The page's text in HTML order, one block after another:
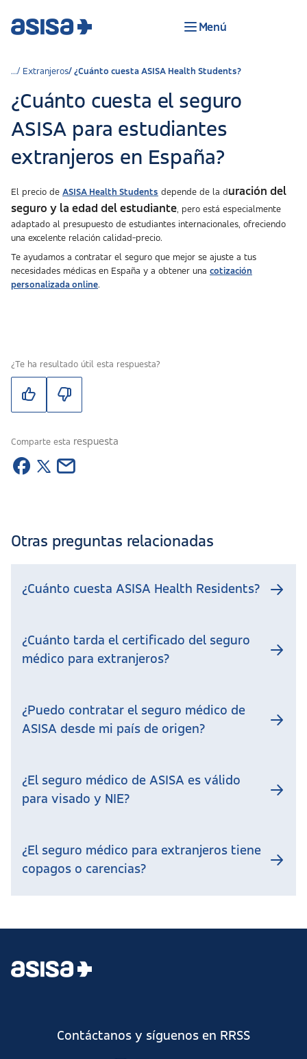
Menú
Extranjeros ¿Cuánto cuesta ASISA Health Students?
¿Cuánto cuesta el seguro
ASISA para estudiantes
extranjeros en España?
El precio de ASISA Health Students depende de la d uración del
seguro y la edad del estudiante, pero está especialmente
adaptado al presupuesto de estudiantes internacionales, ofreciendo
una excelente relación calidad-precio.
Te ayudamos a contratar el seguro que mejor se ajuste a tus
necesidades médicas en España y a obtener una cotización
personalizada online.
¿Te ha resultado útil esta respuesta?
Comparte esta respuesta
Otras preguntas relacionadas
¿Cuánto cuesta ASISA Health Residents?
¿Cuánto tarda el certificado del seguro
médico para extranjeros?
¿Puedo contratar el seguro médico de
ASISA desde mi país de origen?
¿El seguro médico de ASISA es válido
para visado y NIE?
¿El seguro médico para extranjeros tiene
copagos o carencias?
Contáctanos y síguenos en RRSS